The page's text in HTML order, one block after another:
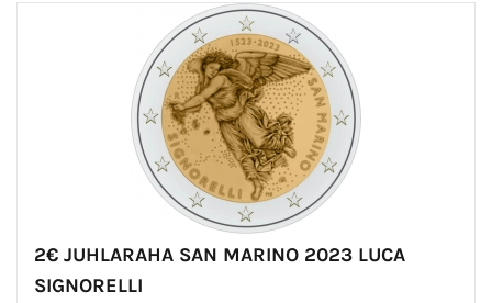
2€ JUHLARAHA SAN MARINO 2023 LUCA
SIGNORELLI